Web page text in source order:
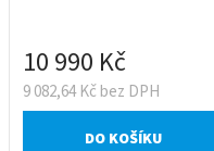
9 082,64 Kč bez DPH
10 990 Kč
DO KOŠÍKU